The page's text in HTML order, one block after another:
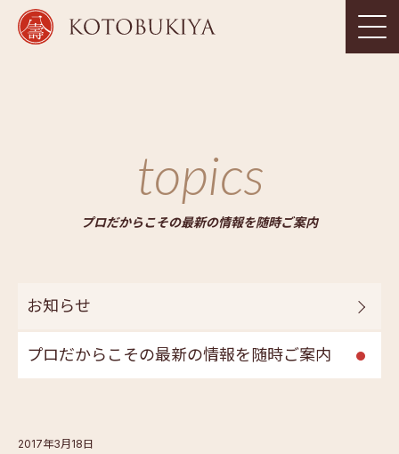
topics
プロだからこその最新の情報を随時ご案内
お知らせ
プロだからこその最新の情報を随時ご案内
2017年3月18日